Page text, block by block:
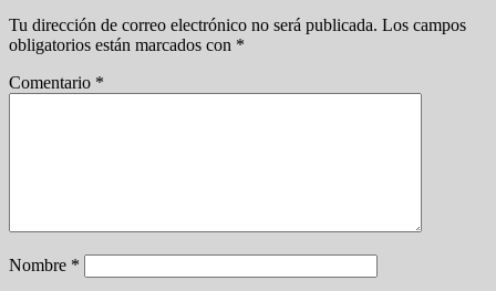
Tu dirección de correo electrónico no será publicada. Los campos
obligatorios están marcados con *
Comentario *
Nombre *